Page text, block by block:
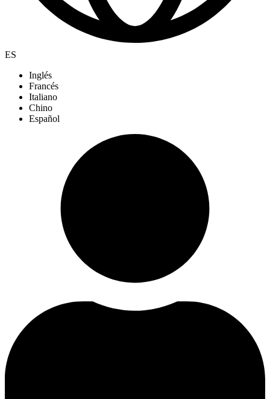
ES
Inglés
Francés
Italiano
Chino
Español